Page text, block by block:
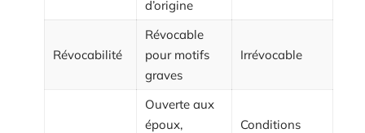
d’origine
Révocabilité
Révocable
pour motifs
graves
Irrévocable
Ouverte aux
époux,
Conditions